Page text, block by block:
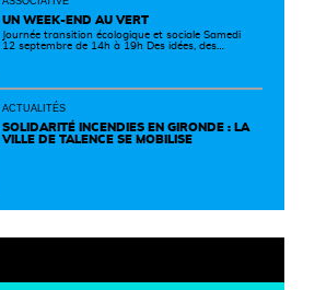
UN WEEK-END AU VERT
Journée transition écologique et sociale Samedi
12 septembre de 14h à 19h Des idées, des
un territoire plus durable et solidaire.
ACTUALITÉS
SOLIDARITÉ INCENDIES EN GIRONDE : LA
VILLE DE TALENCE SE MOBILISE